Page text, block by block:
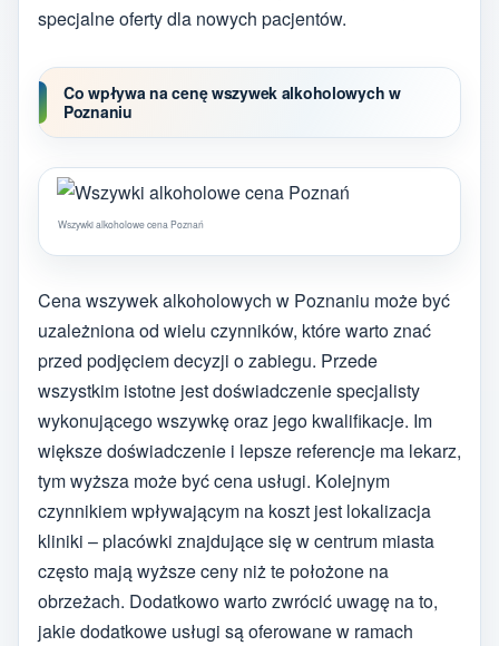
specjalne oferty dla nowych pacjentów.
Co wpływa na cenę wszywek alkoholowych w
Poznaniu
Wszywki alkoholowe cena Poznań
Cena wszywek alkoholowych w Poznaniu może być
uzależniona od wielu czynników, które warto znać
przed podjęciem decyzji o zabiegu. Przede
wszystkim istotne jest doświadczenie specjalisty
wykonującego wszywkę oraz jego kwalifikacje. Im
większe doświadczenie i lepsze referencje ma lekarz,
tym wyższa może być cena usługi. Kolejnym
czynnikiem wpływającym na koszt jest lokalizacja
kliniki – placówki znajdujące się w centrum miasta
często mają wyższe ceny niż te położone na
obrzeżach. Dodatkowo warto zwrócić uwagę na to,
jakie dodatkowe usługi są oferowane w ramach